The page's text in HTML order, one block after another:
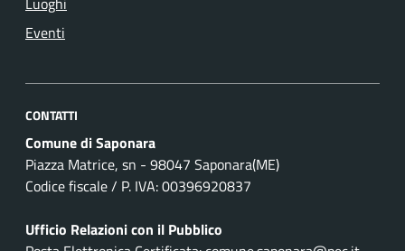
Eventi
CONTATTI
Comune di Saponara
Piazza Matrice, sn - 98047 Saponara(ME)
Codice fiscale / P. IVA: 00396920837
Ufficio Relazioni con il Pubblico